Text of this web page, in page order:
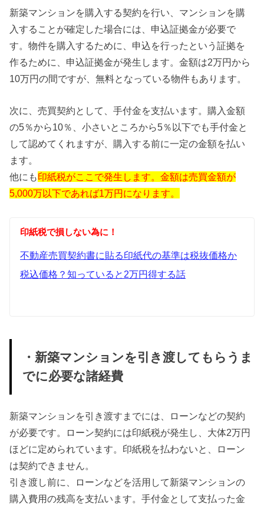
新築マンションを購入する契約を行い、マンションを購
入することが確定した場合には、申込証拠金が必要で
す。物件を購入するために、申込を行ったという証拠を
作るために、申込証拠金が発生します。金額は2万円から
10万円の間ですが、無料となっている物件もあります。
次に、売買契約として、手付金を支払います。購入金額
の5％から10％、小さいところから5％以下でも手付金と
して認めてくれますが、購入する前に一定の金額を払い
ます。
他にも印紙税がここで発生します。金額は売買金額が
5,000万以下であれば1万円になります。
印紙税で損しない為に！
不動産売買契約書に貼る印紙代の基準は税抜価格か
税込価格？知っていると2万円得する話
・新築マンションを引き渡してもらうま
でに必要な諸経費
新築マンションを引き渡すまでには、ローンなどの契約
が必要です。ローン契約には印紙税が発生し、大体2万円
ほどに定められています。印紙税を払わないと、ローン
は契約できません。
引き渡し前に、ローンなどを活用して新築マンションの
購入費用の残高を支払います。手付金として支払った金